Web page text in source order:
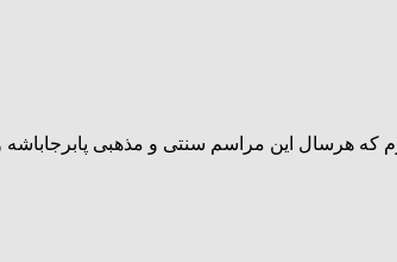
که هرسال این مراسم سنتی و مذهبی